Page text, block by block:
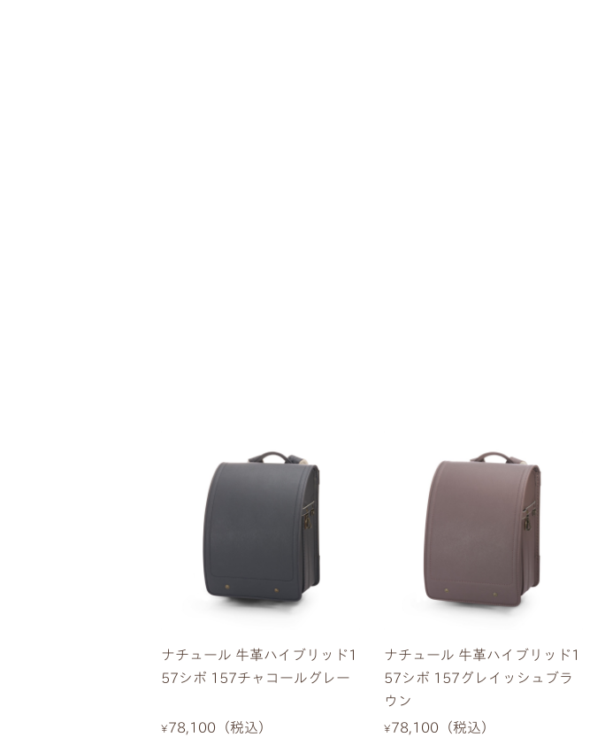
ナチュール 牛革ハイブリッド1
57シボ 157チャコールグレー
¥78,100 税込
ナチュール 牛革ハイブリッド1
57シボ 157グレイッシュブラ
ウン
¥78,100 税込